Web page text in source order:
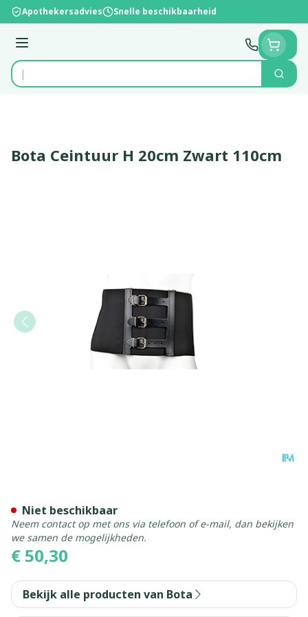
Ga naar de inhoud
Apothekersadvies Snelle beschikbaarheid
Menu
Product, merk, categorie...
Zoek
Bota Ceintuur H 20cm Zwart 110cm
€ 50,30
Niet beschikbaar
Neem contact op met ons via telefoon of e-mail, dan bekijken
we samen de mogelijkheden.
Bekijk alle producten van Bota